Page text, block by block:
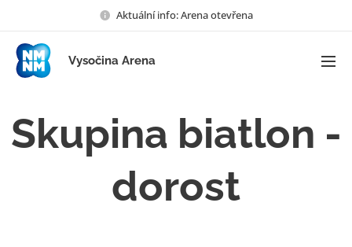
Aktuální info: Arena otevřena
Vysočina Arena
Skupina biatlon -
dorost